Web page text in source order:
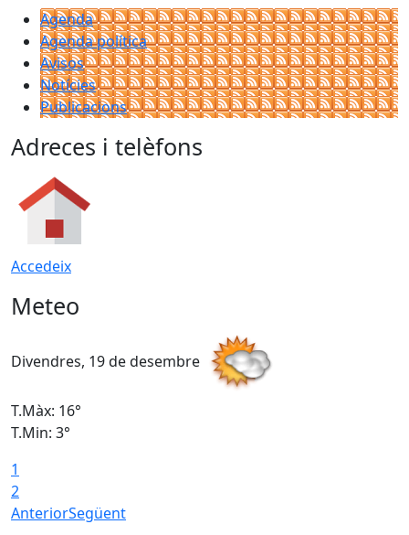
Agenda
Agenda política
Avisos
Notícies
Publicacions
Adreces i telèfons
Accedeix
Meteo
Divendres, 19 de desembre
T.Màx: 16°
T.Min: 3°
1
2
AnteriorSegüent